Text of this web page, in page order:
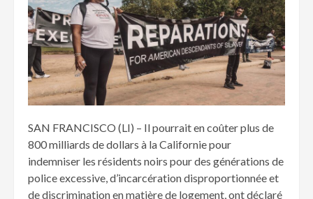
SAN FRANCISCO (LI) – Il pourrait en coûter plus de
800 milliards de dollars à la Californie pour
indemniser les résidents noirs pour des générations de
police excessive, d’incarcération disproportionnée et
de discrimination en matière de logement, ont déclaré